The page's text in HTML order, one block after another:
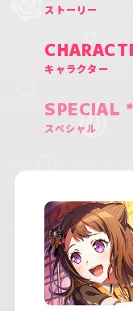
ストーリー
キャラクター
SPECIAL
スペシャル